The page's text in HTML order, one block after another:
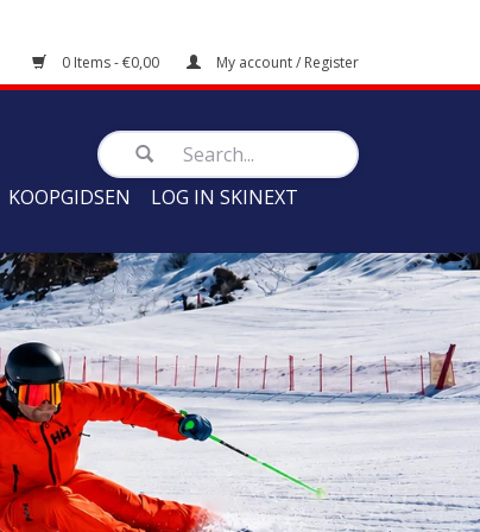
0 Items - €0,00 My account / Register
KOOPGIDSEN LOG IN SKINEXT